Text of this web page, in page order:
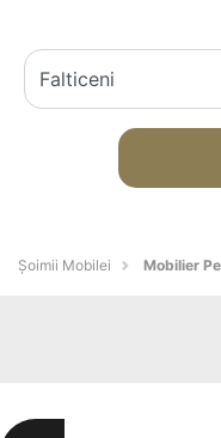
Șoimii Mobilei Mobilier